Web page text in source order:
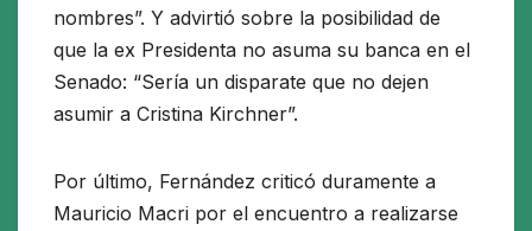
nombres”. Y advirtió sobre la posibilidad de
que la ex Presidenta no asuma su banca en el
Senado: “Sería un disparate que no dejen
asumir a Cristina Kirchner”.
Por último, Fernández criticó duramente a
Mauricio Macri por el encuentro a realizarse